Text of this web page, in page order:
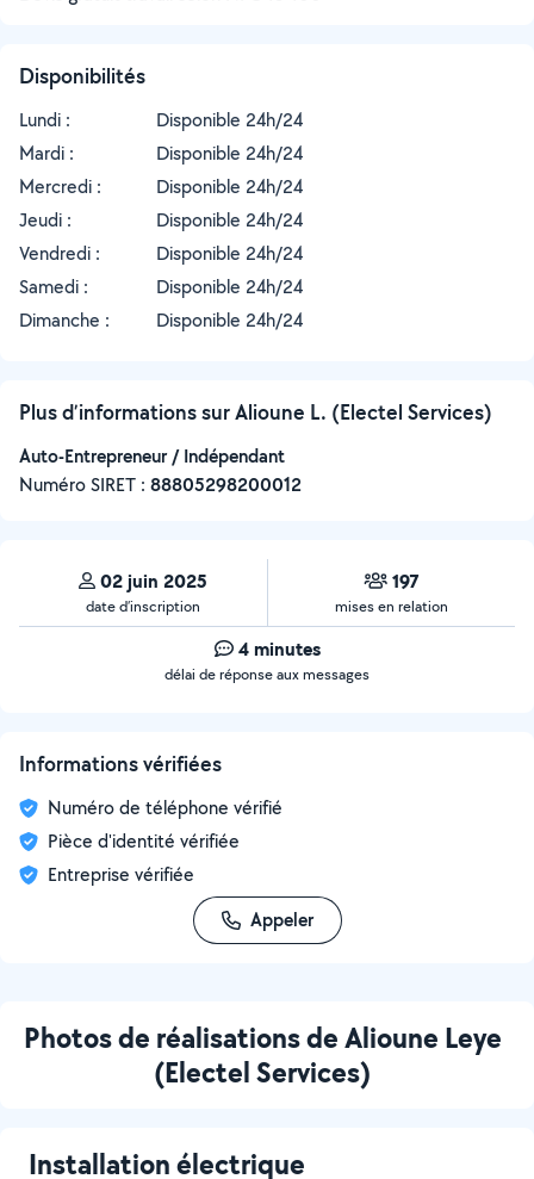
Disponibilités
Lundi :
Disponible 24h/24
Mardi :
Disponible 24h/24
Mercredi :
Disponible 24h/24
Jeudi :
Disponible 24h/24
Vendredi :
Disponible 24h/24
Samedi :
Disponible 24h/24
Dimanche :
Disponible 24h/24
Plus d’informations sur Alioune L. (Electel Services)
Auto-Entrepreneur / Indépendant
Numéro SIRET : ‍88805298200012
02 juin 2025
date d’inscription
197
mises en relation
4 minutes
délai de réponse aux messages
Informations vérifiées
Numéro de téléphone vérifié
Pièce d'identité vérifiée
Entreprise vérifiée
Appeler
Photos de réalisations de Alioune Leye
(Electel Services)
Installation électrique